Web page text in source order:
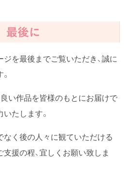
を最後までご覧いただき、誠に
い作品を皆様のもとにお届けで
たします。
なく後の人々に観ていただける
援の程、宜しくお願い致しま